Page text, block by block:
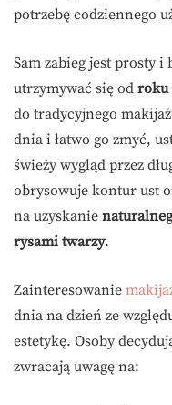
potrzebę codziennego
Sam zabieg jest prosty i
utrzymywać się od roku
do tradycyjnego
dnia i łatwo go zmyć,
świeży wygląd przez
obrysowuje kontur ust
na uzyskanie
rysami twarzy.
Zainteresowanie
dnia na dzień ze
estetykę. Osoby
zwracają uwagę na: